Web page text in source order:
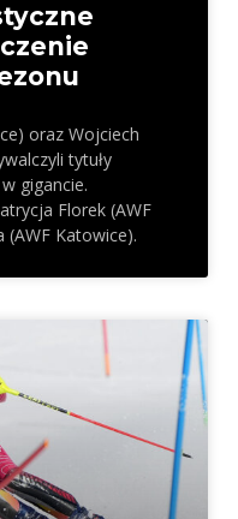
oraz Wojciech
tytuły
gigancie.
Florek (AWF
(AWF Katowice).